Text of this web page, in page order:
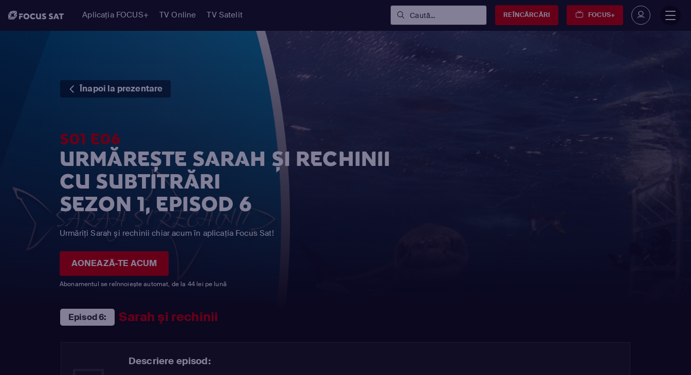
Aplicația FOCUS+ TV Online TV Satelit Caută... REÎNCĂRCĂRI FOCUS+
Înapoi la prezentare
S01 E06
URMĂREȘTE SARAH ŞI RECHINII
CU SUBTITRĂRI
SEZON 1, EPISOD 6
Urmăriți Sarah şi rechinii chiar acum în aplicația Focus Sat!
AONEAZĂ-TE ACUM
Abonamentul se reînnoiește automat, de la 44 lei pe lună
Episod 6: Sarah şi rechinii
Descriere episod: